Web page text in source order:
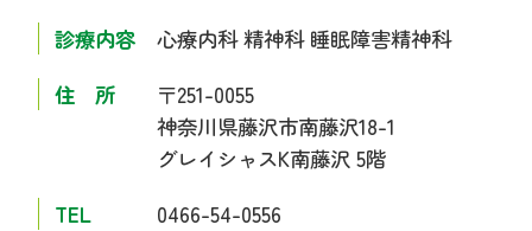
診療内容
心療内科 精神科 睡眠障害精神科
住 所
〒251-0055
神奈川県藤沢市南藤沢18-1
グレイシャスK南藤沢 5階
TEL
0466-54-0556